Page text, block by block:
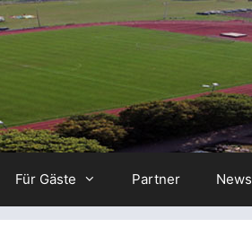
Für Gäste Partner News